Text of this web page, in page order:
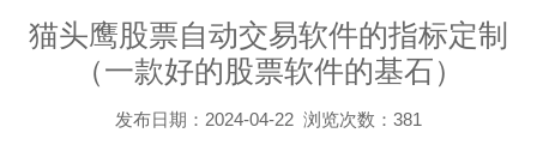
猫头鹰股票自动交易软件的指标定制
（一款好的股票软件的基石）
发布日期：2024-04-22 浏览次数：381